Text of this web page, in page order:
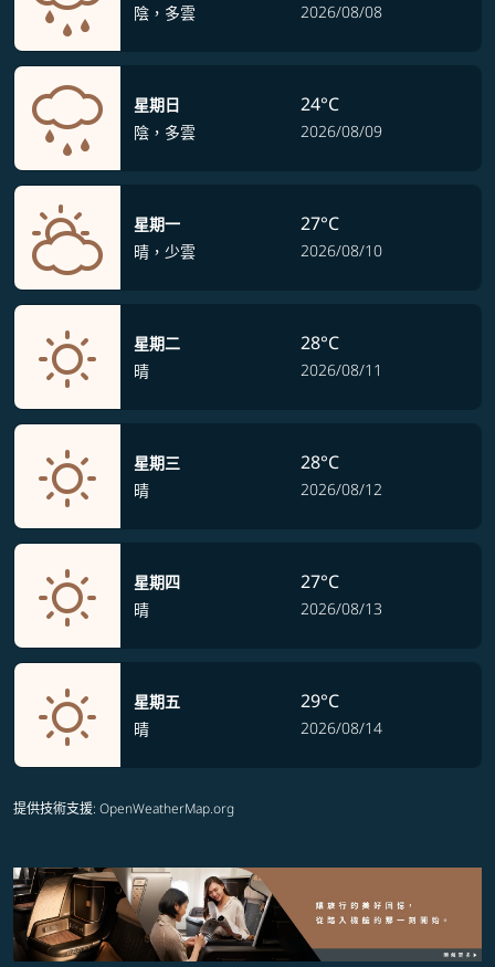
陰，多雲
2026/08/08
星期日
陰，多雲
24°C
2026/08/09
星期一
晴，少雲
27°C
2026/08/10
星期二
晴
28°C
2026/08/11
星期三
晴
28°C
2026/08/12
星期四
晴
27°C
2026/08/13
星期五
晴
29°C
2026/08/14
提供技術支援: OpenWeatherMap.org